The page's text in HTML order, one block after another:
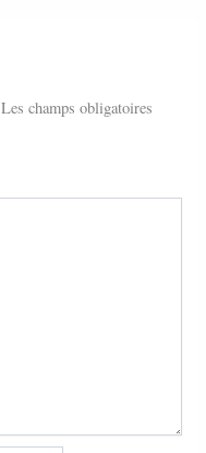
Les champs obligatoires